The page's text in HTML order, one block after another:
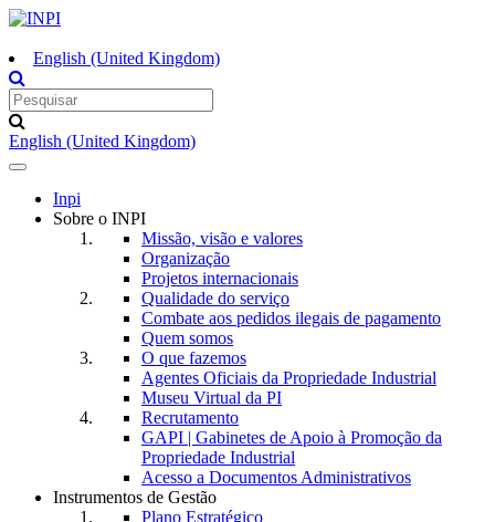
English (United Kingdom)
English (United Kingdom)
Toggle
navigation
Inpi
Sobre o INPI
Missão, visão e valores
Organização
Projetos internacionais
Qualidade do serviço
Combate aos pedidos ilegais de pagamento
Quem somos
O que fazemos
Agentes Oficiais da Propriedade Industrial
Museu Virtual da PI
Recrutamento
GAPI | Gabinetes de Apoio à Promoção da
Propriedade Industrial
Acesso a Documentos Administrativos
Instrumentos de Gestão
Plano Estratégico